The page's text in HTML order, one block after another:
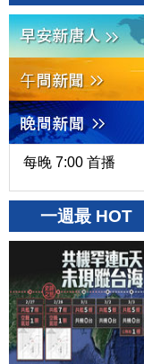
每晚 7:00 首播
一週最 HOT